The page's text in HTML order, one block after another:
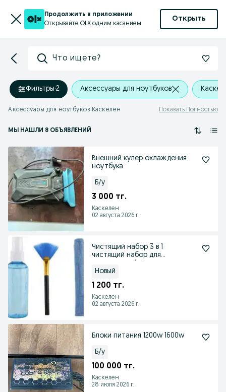
Продолжить в приложении
Открывайте OLX одним касанием
Открыть
Что ищете?
Фильтры·2 Аксессуары для ноутбуков
Аксессуары для ноутбуков Каскелен Показать Полностью
МЫ НАШЛИ 8 ОБЪЯВЛЕНИЙ
Внешний кулер охлаждения
ноутбука
Б/у
3 000 тг.
Каскелен
02 августа 2026 г.
Чистящий набор 3 в 1
чистящий набор для
Новый
1 200 тг.
Каскелен
02 августа 2026 г.
Блоки питания 1200w 1600w
Б/у
100 000 тг.
Каскелен
28 июля 2026 г.